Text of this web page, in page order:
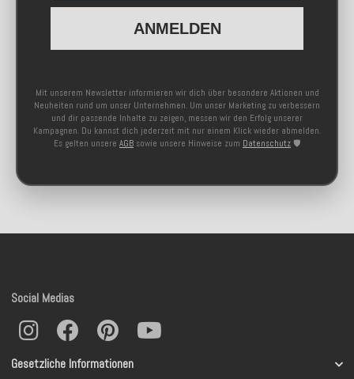
ANMELDEN
Mit unserem Newsletter informieren wir dich über besondere Aktionen und
Neuheiten rund um unser Unternehmen. Um unser Marketing zu verbessern
und dir passende Inhalte zu zeigen, messen wir den Erfolg unserer
Kampagnen. Du kannst dich jederzeit mit nur einem Klick wieder abmelden.
Es gelten unsere AGB sowie unsere Hinweise zum Datenschutz 🛡️
Gesetzliche Informationen
Social Medias